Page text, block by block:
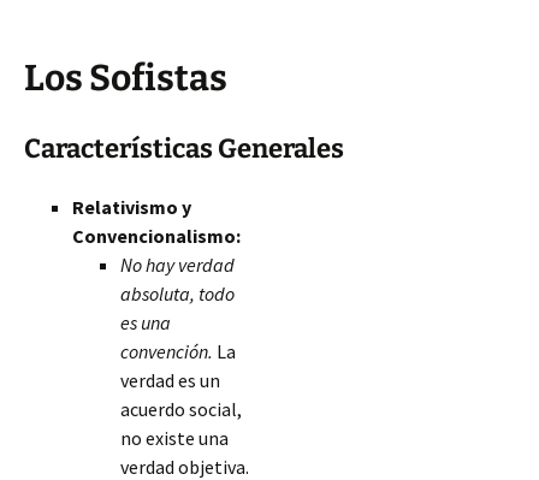
Los Sofistas
Características Generales
Relativismo y
Convencionalismo:
No hay verdad
absoluta, todo
es una
convención. La
verdad es un
acuerdo social,
no existe una
verdad objetiva.